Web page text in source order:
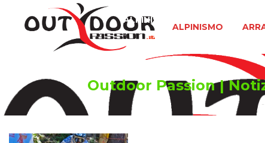
ALPINISMO
ALPINISMO
Outdoor Passion |